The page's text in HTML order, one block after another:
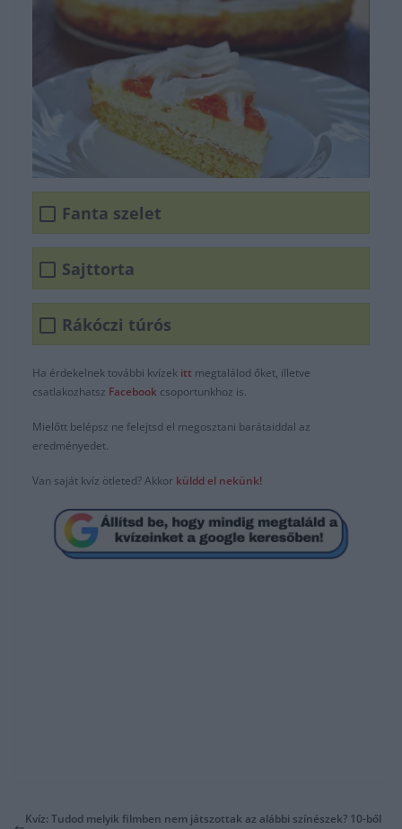
Fanta szelet
Sajttorta
Rákóczi túrós
Ha érdekelnek további kvízek itt megtalálod őket, illetve
csatlakozhatsz Facebook csoportunkhoz is.
Mielőtt belépsz ne felejtsd el megosztani barátaiddal az
eredményedet.
Van saját kvíz ötleted? Akkor küldd el nekünk!
Kvíz: Tudod melyik filmben nem játszottak az alábbi színészek? 10-ből